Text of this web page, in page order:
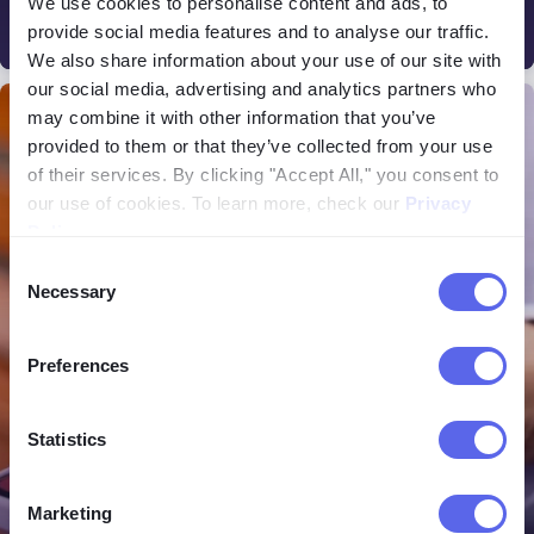
provide social media features and to analyse our traffic.
We also share information about your use of our site with
our social media, advertising and analytics partners who
may combine it with other information that you’ve
provided to them or that they’ve collected from your use
of their services. By clicking "Accept All," you consent to
our use of cookies. To learn more, check our Privacy
Selection
Necessary
Preferences
Statistics
Marketing
Sprawdźmy najlepsze strony internetowe do
sprawdzania osób online.
16.06.2026
Ogólne